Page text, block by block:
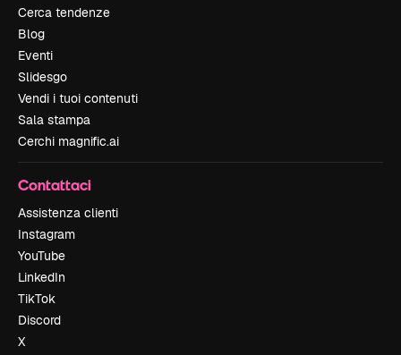
Cerca tendenze
Blog
Eventi
Slidesgo
Vendi i tuoi contenuti
Sala stampa
Cerchi magnific.ai
Contattaci
Assistenza clienti
Instagram
YouTube
LinkedIn
TikTok
Discord
X